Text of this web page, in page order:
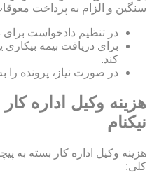
سنگین و الزام به پرداخت
در تنظیم دادخواست
برای دریافت بیمه
کند.
در صورت نیاز، پرونده را
هزینه وکیل اداره
نیکنام
هزینه وکیل اداره کار بسته به
کلی: